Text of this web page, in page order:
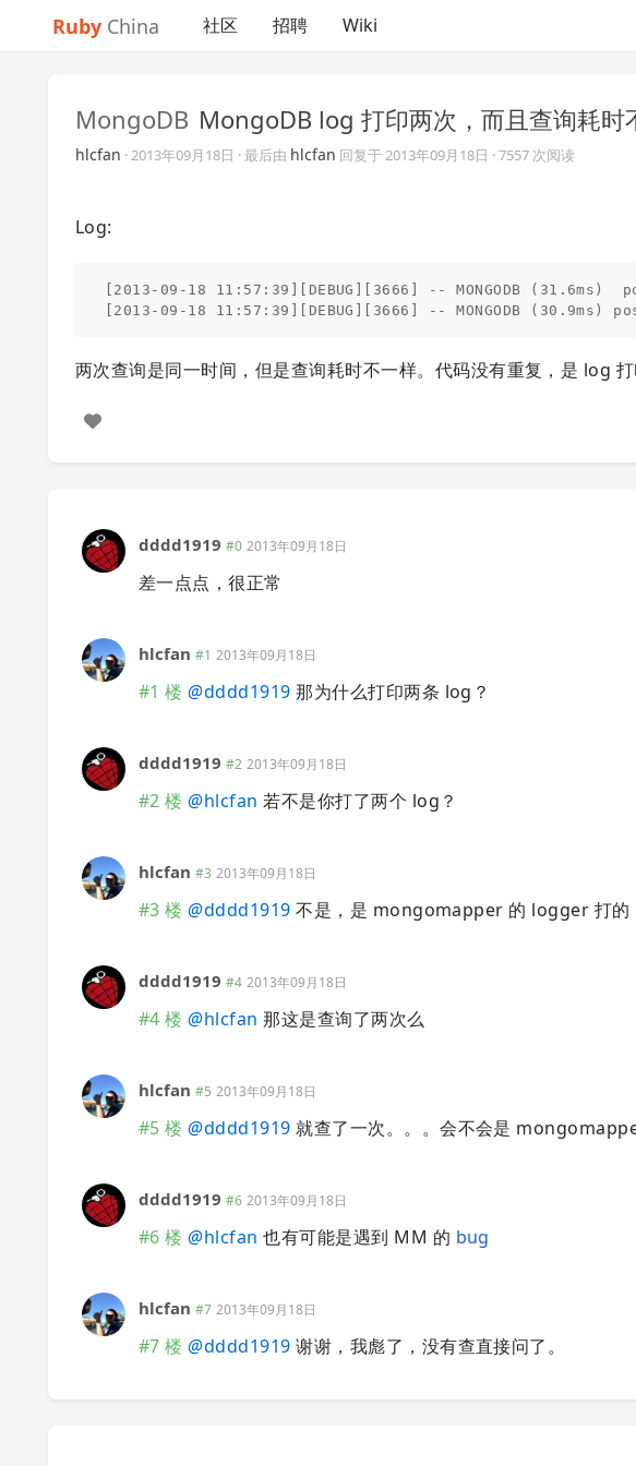
Ruby China 社区 招聘 Wiki
MongoDB MongoDB log 打印两次，而且查询耗时
hlcfan ·2013年09月18日 · 最后由 hlcfan 回复于2013年09月18日 · 7557 次阅读
Log:
[2013-09-18 11:57:39][DEBUG][3666] -- MONGODB
两次查询是同一时间，但是查询耗时不一样。代码没有重复，是 log
dddd1919 #0 2013年09月18日
差一点点，很正常
hlcfan #1 2013年09月18日
#1 楼 @dddd1919 那为什么打印两条 log？
dddd1919 #2 2013年09月18日
#2 楼 @hlcfan 若不是你打了两个 log？
hlcfan #3 2013年09月18日
#3 楼 @dddd1919 不是，是 mongomapper 的 logger 打的
dddd1919 #4 2013年09月18日
#4 楼 @hlcfan 那这是查询了两次么
hlcfan #5 2013年09月18日
#5 楼 @dddd1919 就查了一次。。。会不会是
dddd1919 #6 2013年09月18日
#6 楼 @hlcfan 也有可能是遇到 MM 的 bug
hlcfan #7 2013年09月18日
#7 楼 @dddd1919 谢谢，我彪了，没有查直接问了。